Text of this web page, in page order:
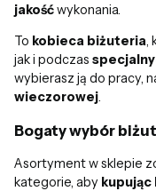
jakośćwykonania.
To kobieca biżuteria,
jak i podczas
wybierasz ją do pracy,
wieczorowej.
Bogaty wybór
Asortyment w sklepie
kategorie, aby